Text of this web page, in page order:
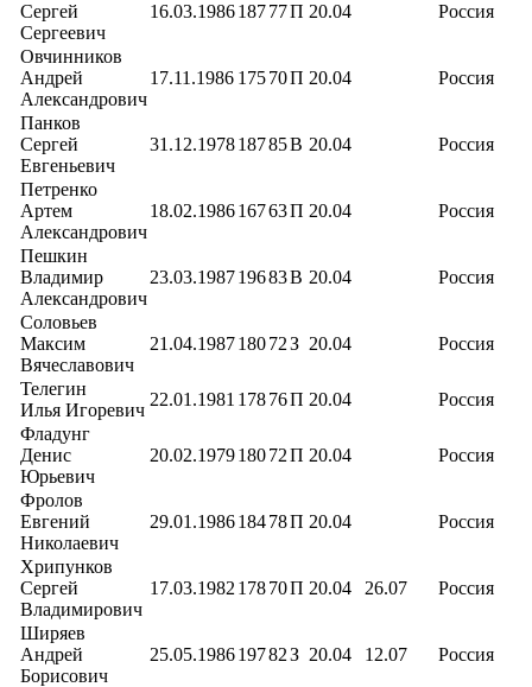
Сергей
Сергеевич
16.03.198618777П 20.04 Россия
Овчинников
Андрей
Александрович
17.11.1986 17570П 20.04 Россия
Панков
Сергей
Евгеньевич
31.12.197818785В 20.04 Россия
Петренко
Артем
Александрович
18.02.198616763П 20.04 Россия
Пешкин
Владимир
Александрович
23.03.198719683В 20.04 Россия
Соловьев
Максим
Вячеславович
21.04.198718072З 20.04 Россия
Телегин
Илья Игоревич
22.01.1981 17876П 20.04
Россия
Фладунг
Денис
Юрьевич
20.02.197918072П 20.04 Россия
Фролов
Евгений
Николаевич
29.01.198618478П 20.04 Россия
Хрипунков
Сергей
Владимирович
17.03.1982 17870П 20.04 26.07 Россия
Ширяев
Андрей
Борисович
25.05.198619782З 20.04 12.07 Россия